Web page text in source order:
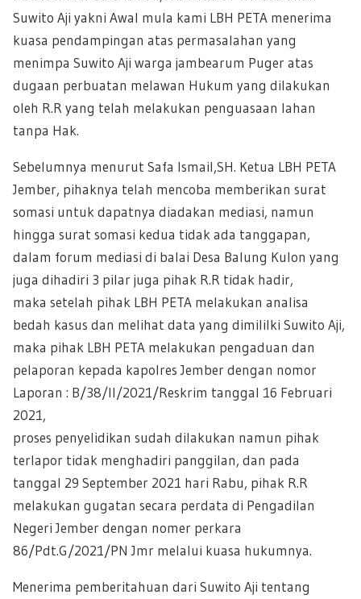
Suwito Aji yakni Awal mula kami LBH PETA menerima
kuasa pendampingan atas permasalahan yang
menimpa Suwito Aji warga jambearum Puger atas
dugaan perbuatan melawan Hukum yang dilakukan
oleh R.R yang telah melakukan penguasaan lahan
tanpa Hak.
Sebelumnya menurut Safa Ismail,SH. Ketua LBH PETA
Jember, pihaknya telah mencoba memberikan surat
somasi untuk dapatnya diadakan mediasi, namun
hingga surat somasi kedua tidak ada tanggapan,
dalam forum mediasi di balai Desa Balung Kulon yang
juga dihadiri 3 pilar juga pihak R.R tidak hadir,
maka setelah pihak LBH PETA melakukan analisa
bedah kasus dan melihat data yang dimililki Suwito Aji,
maka pihak LBH PETA melakukan pengaduan dan
pelaporan kepada kapolres Jember dengan nomor
Laporan : B/38/II/2021/Reskrim tanggal 16 Februari
2021,
proses penyelidikan sudah dilakukan namun pihak
terlapor tidak menghadiri panggilan, dan pada
tanggal 29 September 2021 hari Rabu, pihak R.R
melakukan gugatan secara perdata di Pengadilan
Negeri Jember dengan nomer perkara
86/Pdt.G/2021/PN Jmr melalui kuasa hukumnya.
Menerima pemberitahuan dari Suwito Aji tentang